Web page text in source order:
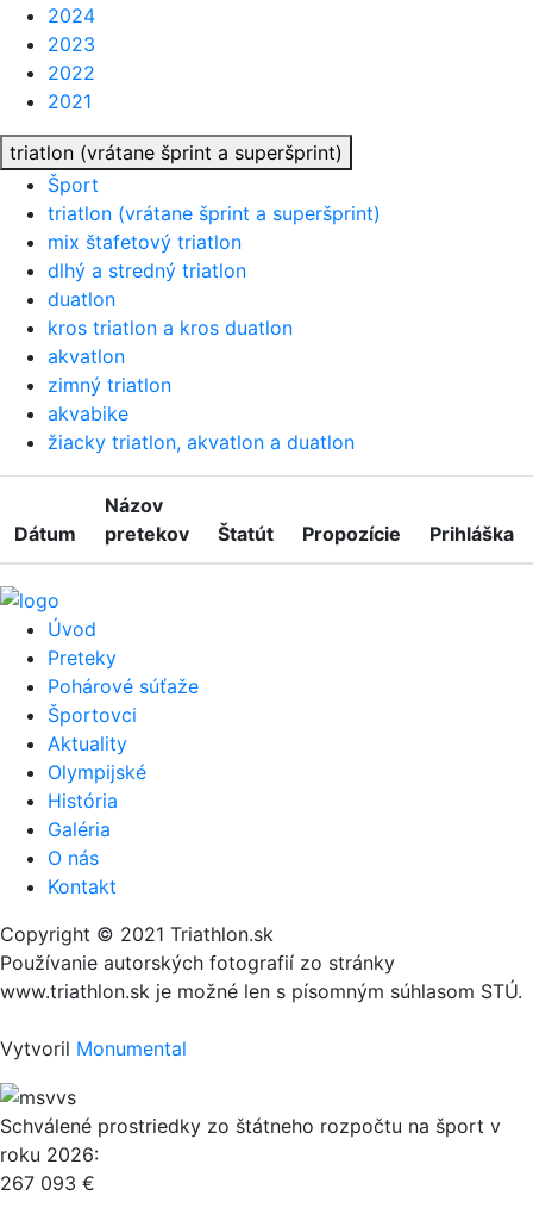
2024
2023
2022
2021
triatlon (vrátane šprint a superšprint)
Šport
triatlon (vrátane šprint a superšprint)
mix štafetový triatlon
dlhý a stredný triatlon
duatlon
kros triatlon a kros duatlon
akvatlon
zimný triatlon
akvabike
žiacky triatlon, akvatlon a duatlon
Dátum
Názov
pretekov
Štatút Propozície Prihláška
Úvod
Preteky
Pohárové súťaže
Športovci
Aktuality
Olympijské
História
Galéria
O nás
Kontakt
Copyright © 2021 Triathlon.sk
Používanie autorských fotografií zo stránky
www.triathlon.sk je možné len s písomným súhlasom STÚ.
Vytvoril Monumental
Schválené prostriedky zo štátneho rozpočtu na šport v
roku 2026:
267 093 €